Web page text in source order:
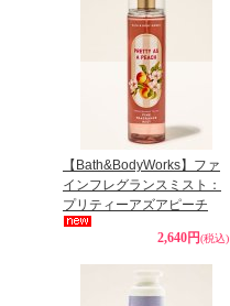
【Bath&BodyWorks】ファ
インフレグランスミスト：
プリティーアズアピーチ
2,640円(税込)